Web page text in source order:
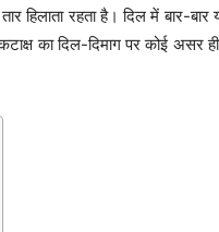
रहता है। दिल में बार-बार
का दिल-दिमाग पर कोई